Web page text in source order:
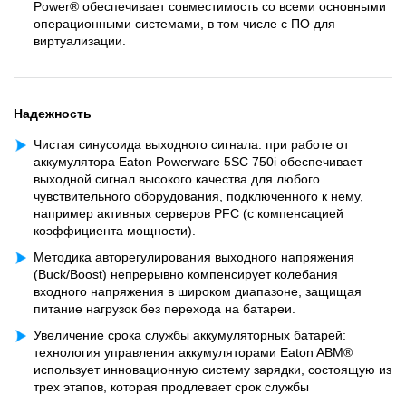
Power® обеспечивает совместимость со всеми основными
операционными системами, в том числе с ПО для
виртуализации.
Надежность
Чистая синусоида выходного сигнала: при работе от
аккумулятора Eaton Powerware 5SC 750i обеспечивает
выходной сигнал высокого качества для любого
чувствительного оборудования, подключенного к нему,
например активных серверов PFC (с компенсацией
коэффициента мощности).
Методика авторегулирования выходного напряжения
(Buck/Boost) непрерывно компенсирует колебания
входного напряжения в широком диапазоне, защищая
питание нагрузок без перехода на батареи.
Увеличение срока службы аккумуляторных батарей:
технология управления аккумуляторами Eaton ABM®
использует инновационную систему зарядки, состоящую из
трех этапов, которая продлевает срок службы